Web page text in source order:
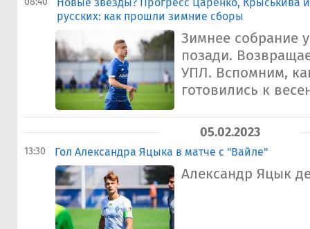
русских: как прошли зимние сборы
Зимнее собрание
позади.
УПЛ. Вспомним,
готовились к
05.02.2023
13:30 Гол Александра Яцыка в матче с "Вайле"
Александр Яцык